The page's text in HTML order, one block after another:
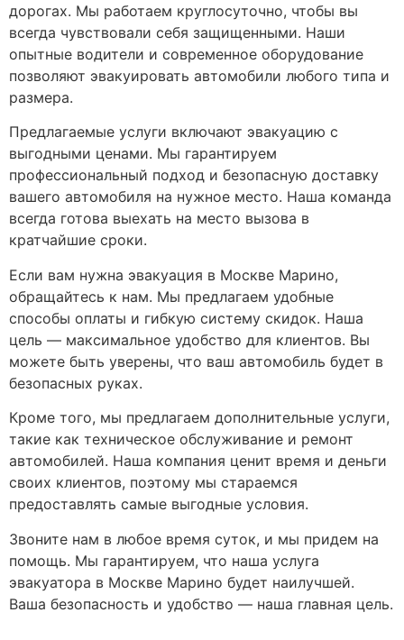
дорогах. Мы работаем круглосуточно, чтобы вы
всегда чувствовали себя защищенными. Наши
опытные водители и современное оборудование
позволяют эвакуировать автомобили любого типа и
размера.
Предлагаемые услуги включают эвакуацию с
выгодными ценами. Мы гарантируем
профессиональный подход и безопасную доставку
вашего автомобиля на нужное место. Наша команда
всегда готова выехать на место вызова в
кратчайшие сроки.
Если вам нужна эвакуация в Москве Марино,
обращайтесь к нам. Мы предлагаем удобные
способы оплаты и гибкую систему скидок. Наша
цель — максимальное удобство для клиентов. Вы
можете быть уверены, что ваш автомобиль будет в
безопасных руках.
Кроме того, мы предлагаем дополнительные услуги,
такие как техническое обслуживание и ремонт
автомобилей. Наша компания ценит время и деньги
своих клиентов, поэтому мы стараемся
предоставлять самые выгодные условия.
Звоните нам в любое время суток, и мы придем на
помощь. Мы гарантируем, что наша услуга
эвакуатора в Москве Марино будет наилучшей.
Ваша безопасность и удобство — наша главная цель.